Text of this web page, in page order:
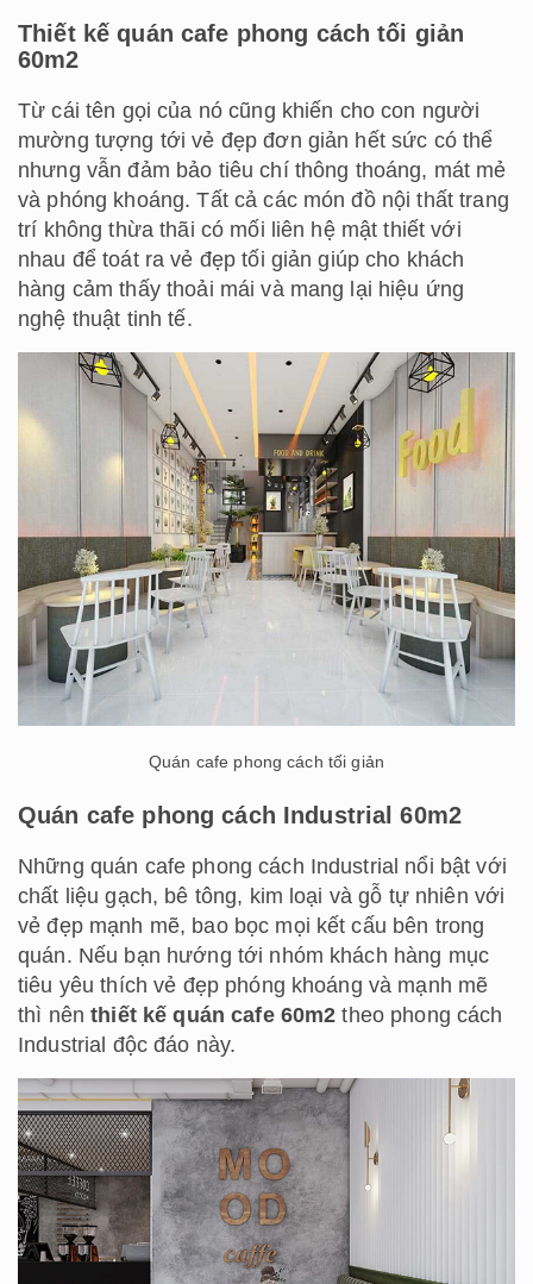
Thiết kế quán cafe phong cách tối giản
60m2
Từ cái tên gọi của nó cũng khiến cho con người
mường tượng tới vẻ đẹp đơn giản hết sức có thể
nhưng vẫn đảm bảo tiêu chí thông thoáng, mát mẻ
và phóng khoáng. Tất cả các món đồ nội thất trang
trí không thừa thãi có mối liên hệ mật thiết với
nhau để toát ra vẻ đẹp tối giản giúp cho khách
hàng cảm thấy thoải mái và mang lại hiệu ứng
nghệ thuật tinh tế.
Quán cafe phong cách tối giản
Quán cafe phong cách Industrial 60m2
Những quán cafe phong cách Industrial nổi bật với
chất liệu gạch, bê tông, kim loại và gỗ tự nhiên với
vẻ đẹp mạnh mẽ, bao bọc mọi kết cấu bên trong
quán. Nếu bạn hướng tới nhóm khách hàng mục
tiêu yêu thích vẻ đẹp phóng khoáng và mạnh mẽ
thì nênthiết kế quán cafe 60m2 theo phong cách
Industrial độc đáo này.